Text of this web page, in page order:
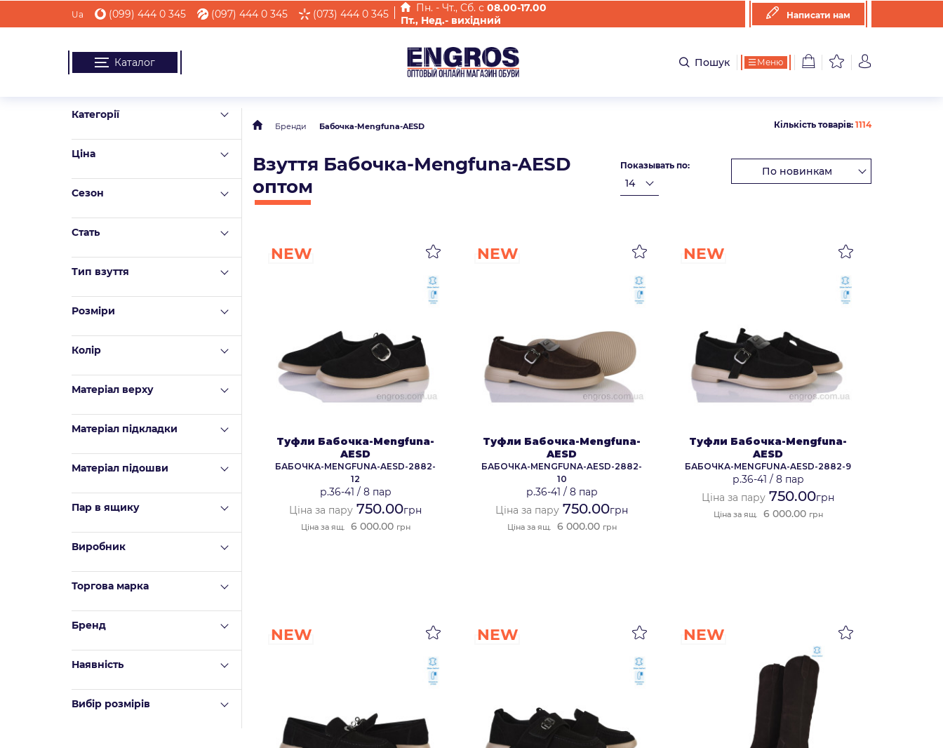
Ua (099) 444 0 345 (097) 444 0 345 (073) 444 0 345 Пн. - Чт., Cб. с 08.00-17.00
Пт., Нед.- вихідний
Написати нам
Каталог Пошук Меню
Категорії
Ціна
Сезон
Стать
Тип взуття
Розміри
Колір
Матеріал верху
Mатеріал підкладки
Матеріал підошви
Пар в ящику
Виробник
Торгова марка
Бренд
Наявність
Вибір розмірів
Бренди Бабочка-Mengfuna-AESD Кількість товарів: 1114
Взуття Бабочка-Mengfuna-AESD
оптом
Показывать по:
NEW
Туфли Бабочка-Mengfuna-
AESD
БАБОЧКА-MENGFUNA-AESD-2882-
12
р.36-41 / 8 пар
Ціна за пару 750.00грн
Ціна за ящ. 6 000.00 грн
NEW
Туфли Бабочка-Mengfuna-
AESD
БАБОЧКА-MENGFUNA-AESD-2882-
10
р.36-41 / 8 пар
Ціна за пару 750.00грн
Ціна за ящ. 6 000.00 грн
NEW
Туфли Бабочка-Mengfuna-
AESD
БАБОЧКА-MENGFUNA-AESD-2882-9
р.36-41 / 8 пар
Ціна за пару 750.00грн
Ціна за ящ. 6 000.00 грн
NEW NEW NEW